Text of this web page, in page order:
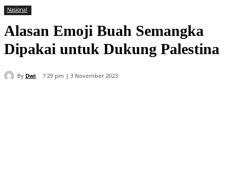
Nasional
Alasan Emoji Buah Semangka
Dipakai untuk Dukung Palestina
By Dwi 7:29 pm | 3 November 2023